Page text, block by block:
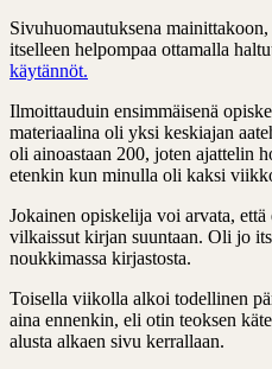
Sivuhuomautuksena
itselleen helpompaa ottamalla
käytännöt.
Ilmoittauduin ensimmäisenä
materiaalina oli yksi keskiajan
oli ainoastaan 200, joten ajattelin
etenkin kun minulla oli kaksi
Jokainen opiskelija voi arvata,
vilkaissut kirjan suuntaan. Oli jo
noukkimassa kirjastosta.
Toisella viikolla alkoi todellinen
aina ennenkin, eli otin teoksen
alusta alkaen sivu kerrallaan.